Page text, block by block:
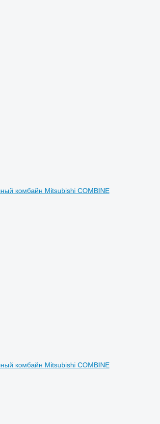
комбайн Mitsubishi COMBINE
комбайн Mitsubishi COMBINE